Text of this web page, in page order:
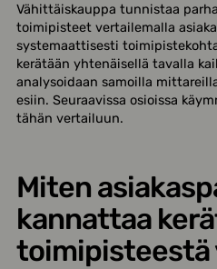
Vähittäiskauppa tunnistaa
toimipisteet vertailemalla
systemaattisesti
kerätään yhtenäisellä tavalla
analysoidaan samoilla
esiin. Seuraavissa osioissa
tähän vertailuun.
Miten
kannattaa
toimipisteestä